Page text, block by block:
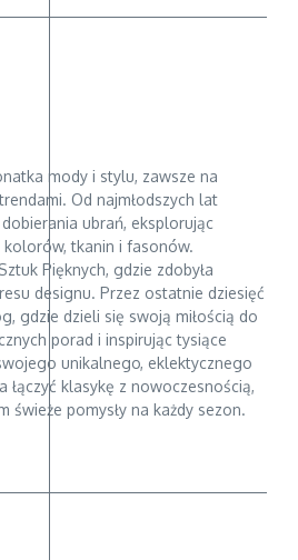
mody i stylu, zawsze na
Od najmłodszych lat
ubrań, eksplorując
tkanin i fasonów.
Pięknych, gdzie zdobyła
designu. Przez ostatnie dziesięć
gdzie dzieli się swoją miłością do
porad i inspirując tysiące
unikalnego, eklektycznego
łączyć klasykę z nowoczesnością,
świeże pomysły na każdy sezon.